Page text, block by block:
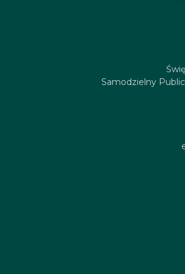
Samodzielny